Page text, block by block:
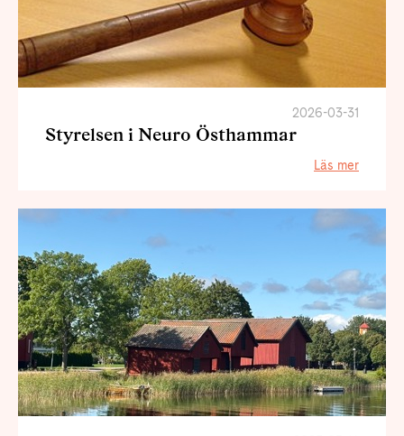
2026-03-31
Styrelsen i Neuro Östhammar
Läs mer